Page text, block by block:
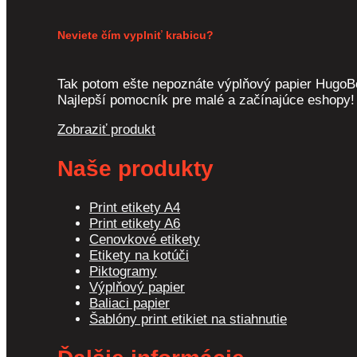
Neviete čím vyplniť krabicu?
Tak potom ešte nepoznáte výplňový papier
Najlepší pomocník pre malé a začínajúce eshopy!
Zobraziť produkt
Naše produkty
Print etikety A4
Print etikety A6
Cenovkové etikety
Etikety na kotúči
Piktogramy
Výplňový papier
Baliaci papier
Šablóny print etikiet na stiahnutie